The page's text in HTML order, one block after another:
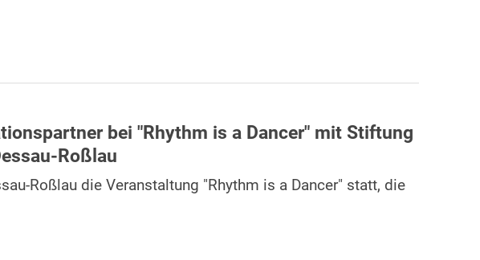
bei "Rhythm is a Dancer" mit Stiftung
Roßlau
Roßlau die Veranstaltung "Rhythm is a Dancer" statt, die